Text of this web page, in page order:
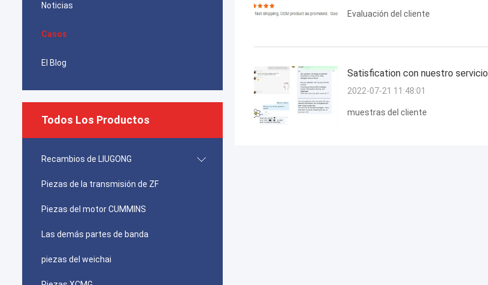
Noticias
Casos
El Blog
Todos Los Productos
Recambios de LIUGONG
Piezas de la transmisión de ZF
Piezas del motor CUMMINS
Las demás partes de banda
piezas del weichai
Evaluación del cliente
Satisfication con nuestro servicio
2022-07-21 11:48:01
muestras del cliente